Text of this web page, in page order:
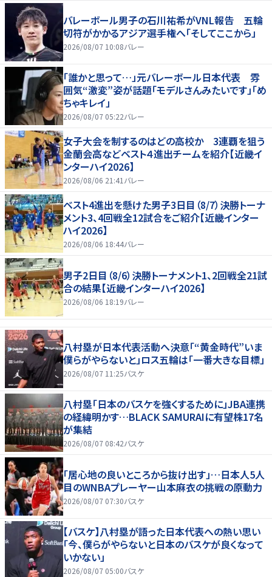
バレーボール男子の石川祐希がVNL報告 五輪
切符がかかるアジア選手権へ「そしてここから」
2026/08/07 10:08バレー
「誰かと思って…」元バレーボール日本代表 雰
囲気“激変”姿が話題「モデルさんみたいです」「め
ちゃキレイ」
2026/08/07 05:22バレー
女子大会を制するのはどの高校か 3連覇を狙う
金蘭会高などベスト４進出チームを紹介【近畿イ
ンターハイ2026】
2026/08/06 21:41 バレー
ベスト4進出を懸けた男子3日目（8/7）決勝トーナ
メント3、4回戦全12試合をご紹介【近畿インター
ハイ2026】
2026/08/06 18:44バレー
男子2日目（8/6）決勝トーナメント1、2回戦全21試
合の結果【近畿インターハイ2026】
2026/08/06 18:19バレー
八村塁が日本代表活動へ決意「“黄金時代”いま
僕らがやらないと」ロス五輪は「一番大きな目標」
2026/08/07 11:25バスケ
八村塁「日本のバスケを強くするために」JBA連携
の経緯明かす…BLACK SAMURAIに有望株17名
が集結
2026/08/07 08:42バスケ
「居心地の良いところから抜け出す」…日本人5人
目のWNBAプレーヤー山本麻衣の挑戦の原動力
2026/08/07 07:30バスケ
【バスケ】八村塁が語った日本代表への熱い思い
「今、僕らがやらないと日本のバスケが良くなって
いかない」
2026/08/07 05:00バスケ